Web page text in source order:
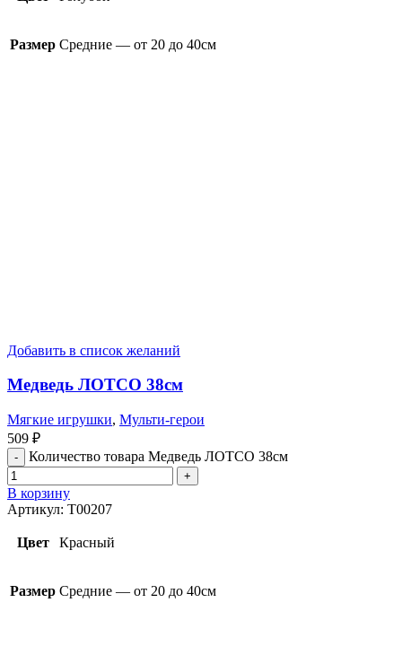
Размер Средние — от 20 до 40см
Добавить в список желаний
Медведь ЛОТСО 38см
Мягкие игрушки, Мульти-герои
509 ₽
Количество товара Медведь ЛОТСО 38см
В корзину
Артикул: T00207
Цвет Красный
Размер Средние — от 20 до 40см